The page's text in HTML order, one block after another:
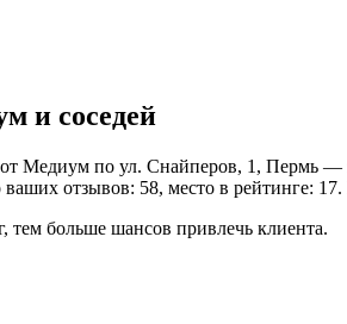
и соседей
Медиум по ул. Снайперов, 1, Пермь —
отзывов: 58, место в рейтинге:
больше шансов привлечь клиента.